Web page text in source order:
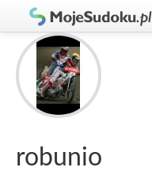
Graj w Sudoku!
Zasady Sudoku
Rankingi
Gracze
robunio